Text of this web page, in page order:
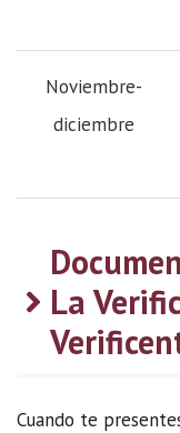
Noviembre-
diciembre
La
Cuando te